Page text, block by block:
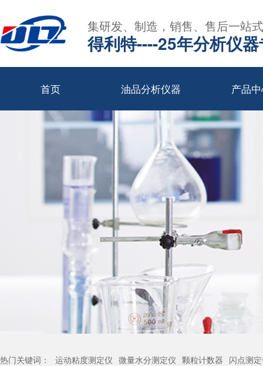
集研发、制造，销售、售后一站
得利特----25年分析仪
首页 油品分析仪器 产品
热门关键词： 运动粘度测定仪 微量水分测定仪 颗粒计数器 闪点测